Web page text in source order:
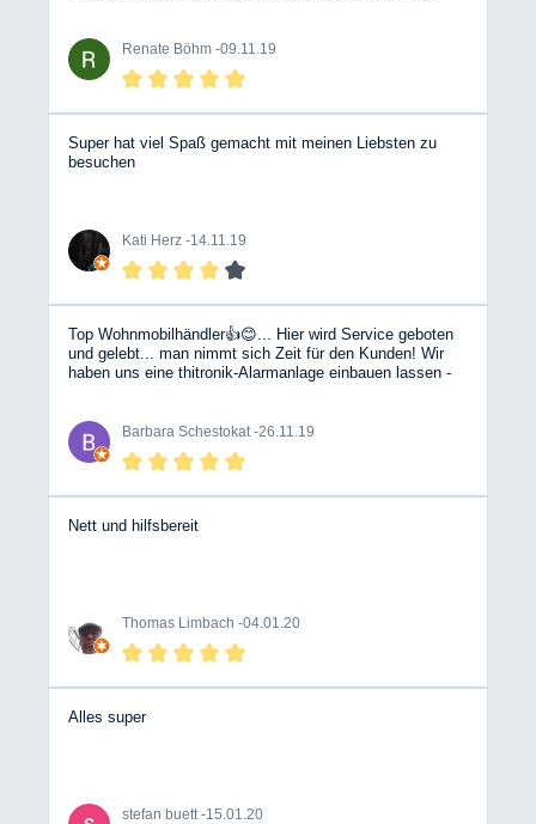
Renate Böhm -09.11.19
Super hat viel Spaß gemacht mit meinen Liebsten zu
besuchen
Kati Herz -14.11.19
Top Wohnmobilhändler👍😊... Hier wird Service geboten
und gelebt... man nimmt sich Zeit für den Kunden! Wir
haben uns eine thitronik-Alarmanlage einbauen lassen -
Barbara Schestokat -26.11.19
Nett und hilfsbereit
Thomas Limbach -04.01.20
Alles super
stefan buett -15.01.20